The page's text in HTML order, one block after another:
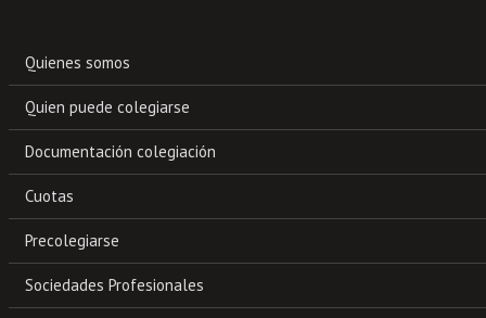
Quienes somos
Quien puede colegiarse
Documentación colegiación
Cuotas
Precolegiarse
Sociedades Profesionales